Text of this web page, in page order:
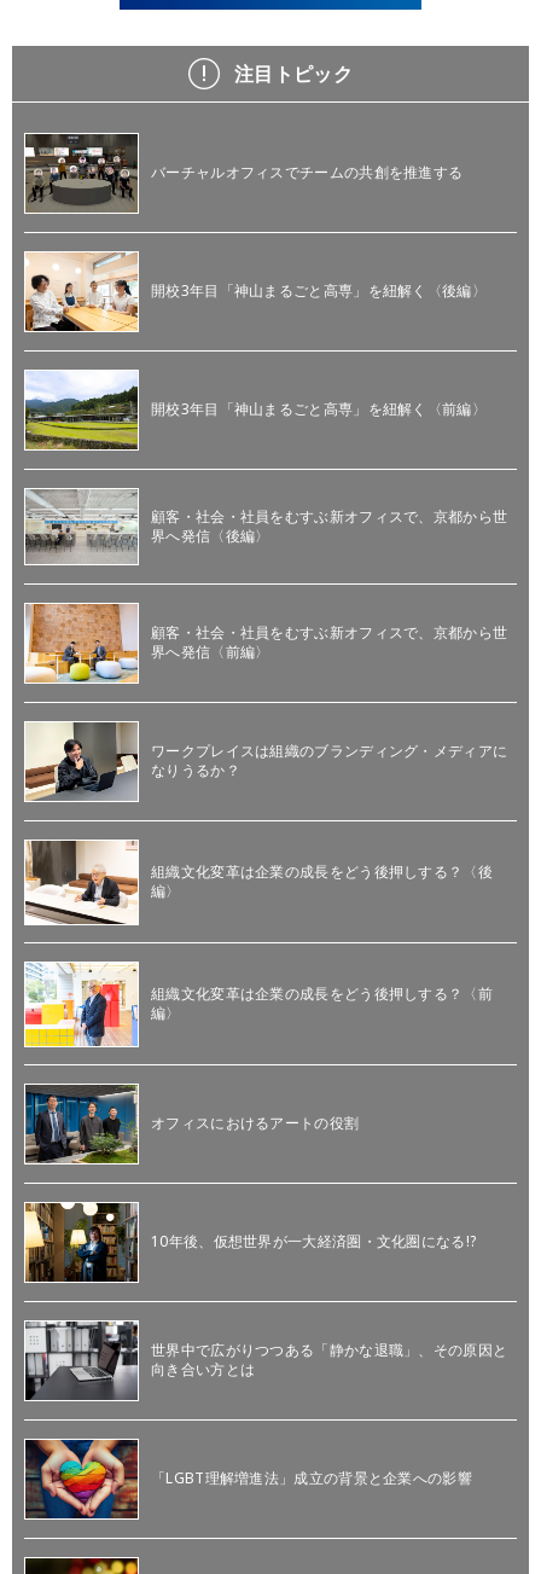
注目トピック
バーチャルオフィスでチームの共創を推進する
開校3年目「神山まるごと高専」を紐解く〈後編〉
開校3年目「神山まるごと高専」を紐解く〈前編〉
顧客・社会・社員をむすぶ新オフィスで、京都から世
界へ発信〈後編〉
顧客・社会・社員をむすぶ新オフィスで、京都から世
界へ発信〈前編〉
ワークプレイスは組織のブランディング・メディアに
なりうるか？
組織文化変革は企業の成長をどう後押しする？〈後
編〉
組織文化変革は企業の成長をどう後押しする？〈前
編〉
オフィスにおけるアートの役割
10年後、仮想世界が一大経済圏・文化圏になる!?
世界中で広がりつつある「静かな退職」、その原因と
向き合い方とは
「LGBT理解増進法」成立の背景と企業への影響